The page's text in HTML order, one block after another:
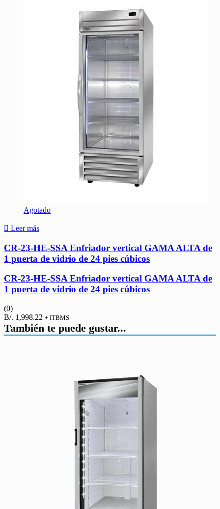
Agotado
Leer más
CR-23-HE-SSA Enfriador vertical GAMA ALTA de
1 puerta de vidrio de 24 pies cúbicos
CR-23-HE-SSA Enfriador vertical GAMA ALTA de
1 puerta de vidrio de 24 pies cúbicos
(0)
B/. 1,998.22 + ITBMS
También te puede gustar...